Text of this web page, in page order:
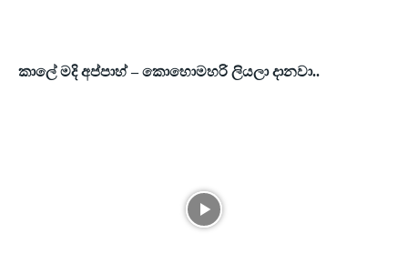
කාලේ මදි අප්පාහ් – කොහොමහරි ලියලා දානවා..